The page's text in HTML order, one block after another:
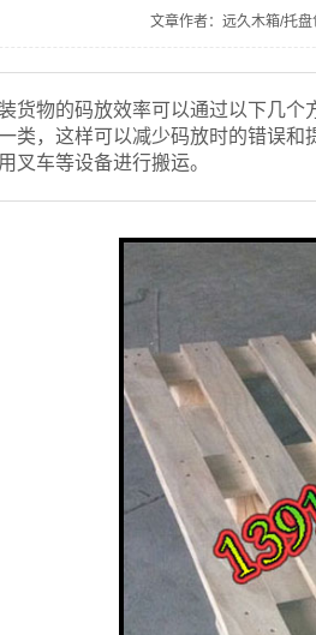
文章作者：远久木箱/托
货物的码放效率可以通过以下几
类，这样可以减少码放时的错误
叉车等设备进行搬运。